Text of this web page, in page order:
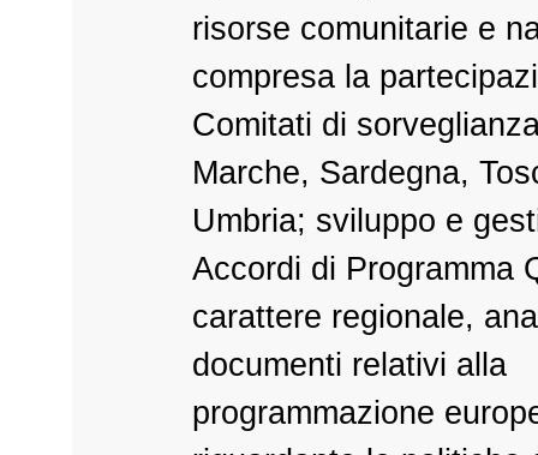
risorse comunitarie e
compresa la
Comitati di
Marche, Sardegna,
Umbria; sviluppo e
Accordi di Programma
carattere regionale,
documenti relativi alla
programmazione